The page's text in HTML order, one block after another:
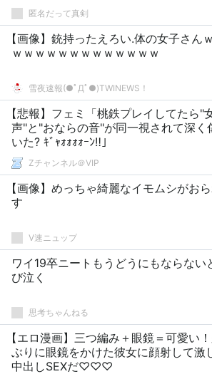
匿名だって真剣
【画像】銃持ったえろい.体の女子さん
ｗｗｗｗｗｗｗｗｗｗｗｗｗ
雪夜速報(●ﾟДﾟ●)TWINEWS！
【悲報】フェミ「桃鉄プレイしてたら"
声"と"おならの音"が同一視されて深く
いた? ｷﾞｬｫｫｫｫｰﾝ‼」
Zチャンネル＠VIP
【画像】めっちゃ綺麗なイモムシがお
す
V速ニュップ
ワイ19卒ニートもうどうにもならない
び泣く
思考ちゃんねる
【エロ漫画】三つ編み＋眼鏡＝可愛い
ぶりに眼鏡をかけた彼女に顔射して激
中出しSEXだ♡♡♡